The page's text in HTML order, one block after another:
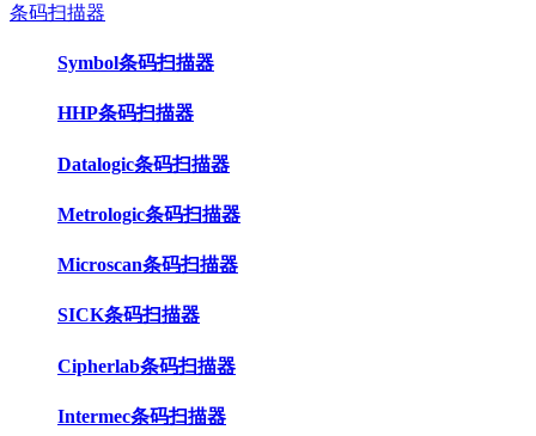
条码扫描器
Symbol条码扫描器
HHP条码扫描器
Datalogic条码扫描器
Metrologic条码扫描器
Microscan条码扫描器
SICK条码扫描器
Cipherlab条码扫描器
Intermec条码扫描器